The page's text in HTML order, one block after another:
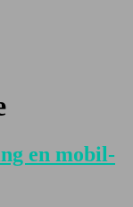
en mobil-